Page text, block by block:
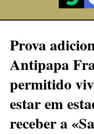
Prova
Antipapa
permitido
estar em
receber a